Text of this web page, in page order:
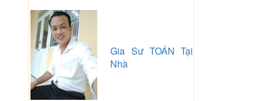
Gia Sư TOÁN Tại
Nhà